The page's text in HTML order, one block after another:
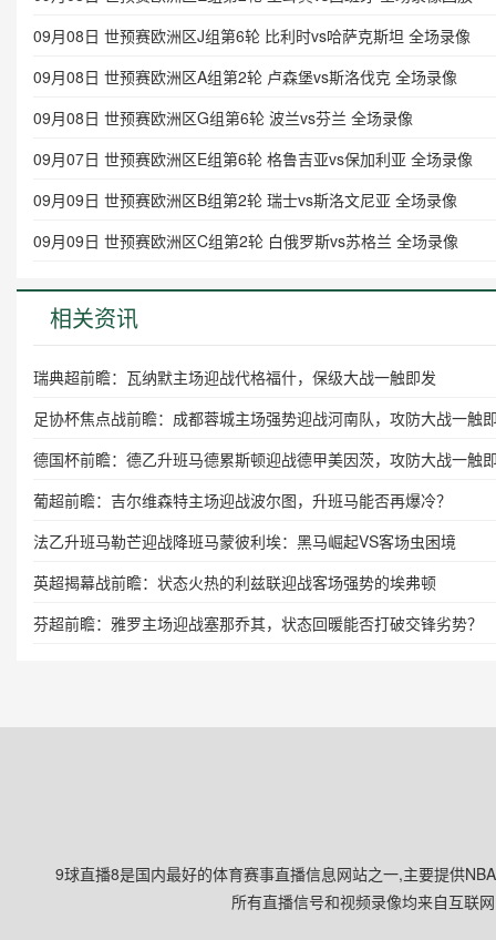
09月08日 世预赛欧洲区J组第6轮 比利时vs哈萨克斯坦 全场录像
09月08日 世预赛欧洲区A组第2轮 卢森堡vs斯洛伐克 全场录像
09月08日 世预赛欧洲区G组第6轮 波兰vs芬兰 全场录像
09月07日 世预赛欧洲区E组第6轮 格鲁吉亚vs保加利亚 全场录像
09月09日 世预赛欧洲区B组第2轮 瑞士vs斯洛文尼亚 全场录像
09月09日 世预赛欧洲区C组第2轮 白俄罗斯vs苏格兰 全场录像
相关资讯
瑞典超前瞻：瓦纳默主场迎战代格福什，保级大战一触即发
足协杯焦点战前瞻：成都蓉城主场强势迎战河南队，攻防大战一触
德国杯前瞻：德乙升班马德累斯顿迎战德甲美因茨，攻防大战一触
葡超前瞻：吉尔维森特主场迎战波尔图，升班马能否再爆冷？
法乙升班马勒芒迎战降班马蒙彼利埃：黑马崛起VS客场虫困境
英超揭幕战前瞻：状态火热的利兹联迎战客场强势的埃弗顿
芬超前瞻：雅罗主场迎战塞那乔其，状态回暖能否打破交锋劣势？
9球直播8是国内最好的体育赛事直播信息网站之一,主要提供
所有直播信号和视频录像均来自互联